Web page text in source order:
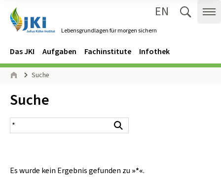
Lebensgrundlagen für morgen sichern
EN
Navigation
Hauptmenü
Das JKI Aufgaben Fachinstitute Infothek
Seitenpfad
Suche
Inhalt:
Suche
Suchergebnis
Es wurde kein Ergebnis gefunden zu »*«.